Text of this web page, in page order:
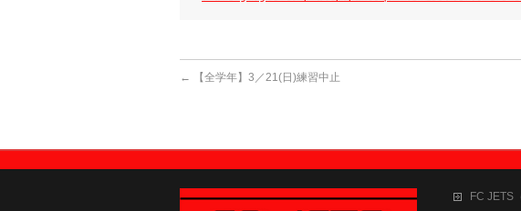
← 【全学年】3／21(日)練習中止
FC JETS